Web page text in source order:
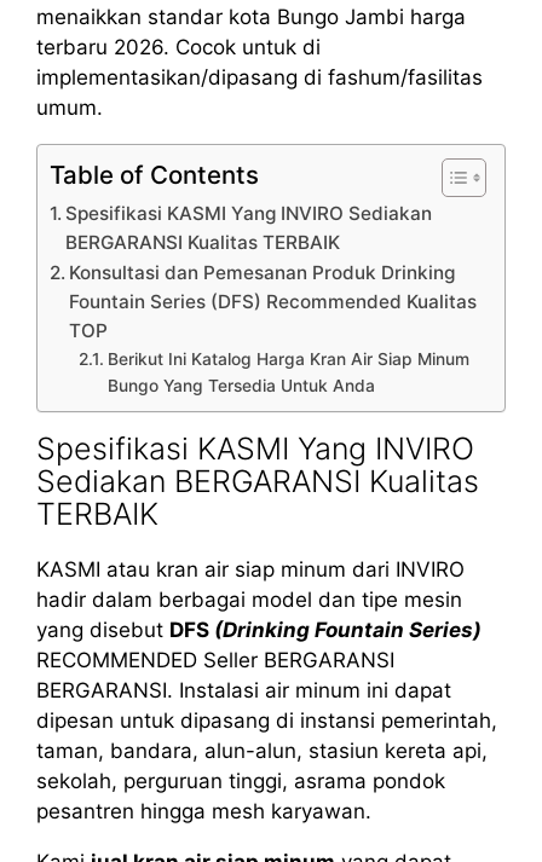
menaikkan standar kota Bungo Jambi harga
terbaru 2026. Cocok untuk di
implementasikan/dipasang di fashum/fasilitas
umum.
Table of Contents
Spesifikasi KASMI Yang INVIRO Sediakan
BERGARANSI Kualitas TERBAIK
Konsultasi dan Pemesanan Produk Drinking
Fountain Series (DFS) Recommended Kualitas
TOP
Berikut Ini Katalog Harga Kran Air Siap Minum
Bungo Yang Tersedia Untuk Anda
Spesifikasi KASMI Yang INVIRO
Sediakan BERGARANSI Kualitas
TERBAIK
KASMI atau kran air siap minum dari INVIRO
hadir dalam berbagai model dan tipe mesin
yang disebut DFS (Drinking Fountain Series)
RECOMMENDED Seller BERGARANSI
BERGARANSI. Instalasi air minum ini dapat
dipesan untuk dipasang di instansi pemerintah,
taman, bandara, alun-alun, stasiun kereta api,
sekolah, perguruan tinggi, asrama pondok
pesantren hingga mesh karyawan.